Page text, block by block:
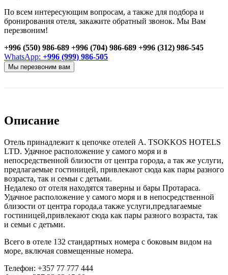
По всем интересующим вопросам, а также для подбора и
бронирования отеля, закажите обратный звонок. Мы Вам
перезвоним!
+996 (550) 986-689 +996 (704) 986-689 +996 (312) 986-545
WhatsApp: +996 (999) 986-505
Мы перезвоним вам
Описание
Отель принадлежит к цепочке отелей A. TSOKKOS HOTELS
LTD. Удачное расположение у самого моря и в
непосредственной близости от центра города, а так же услуги,
предлагаемые гостиницей, привлекают сюда как пары разного
возраста, так и семьи с детьми.
Недалеко от отеля находятся таверны и бары Протараса.
Удачное расположение у самого моря и в непосредственной
близости от центра города,а также услуги,предлагаемые
гостиницей,привлекают сюда как пары разного возраста, так
и семьи с детьми.
Всего в отеле 132 стандартных номера с боковым видом на
море, включая совмещенные номера.
Телефон: +357 77 777 444